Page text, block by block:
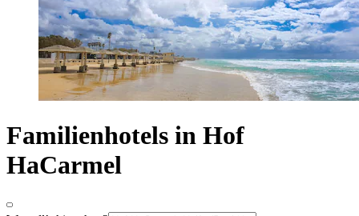
Familienhotels in Hof
HaCarmel